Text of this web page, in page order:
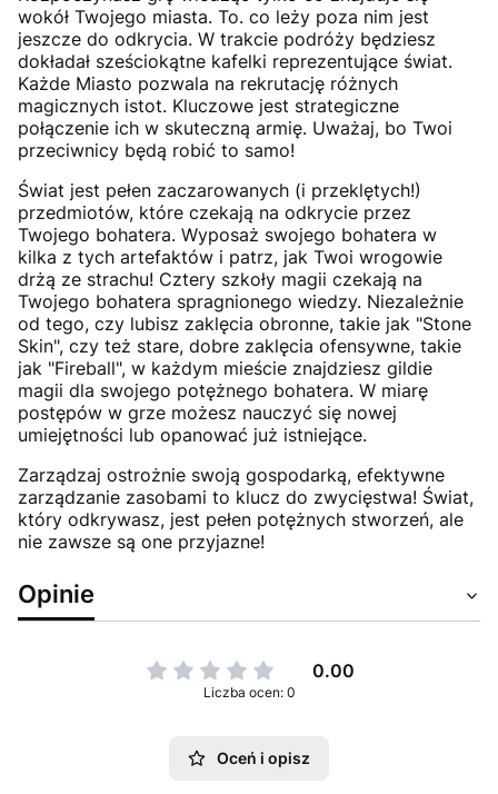
wokół Twojego miasta. To. co leży poza nim jest
jeszcze do odkrycia. W trakcie podróży będziesz
dokładał sześciokątne kafelki reprezentujące świat.
Każde Miasto pozwala na rekrutację różnych
magicznych istot. Kluczowe jest strategiczne
połączenie ich w skuteczną armię. Uważaj, bo Twoi
przeciwnicy będą robić to samo!
Świat jest pełen zaczarowanych (i przeklętych!)
przedmiotów, które czekają na odkrycie przez
Twojego bohatera. Wyposaż swojego bohatera w
kilka z tych artefaktów i patrz, jak Twoi wrogowie
drżą ze strachu! Cztery szkoły magii czekają na
Twojego bohatera spragnionego wiedzy. Niezależnie
od tego, czy lubisz zaklęcia obronne, takie jak "Stone
Skin", czy też stare, dobre zaklęcia ofensywne, takie
jak "Fireball", w każdym mieście znajdziesz gildie
magii dla swojego potężnego bohatera. W miarę
postępów w grze możesz nauczyć się nowej
umiejętności lub opanować już istniejące.
Zarządzaj ostrożnie swoją gospodarką, efektywne
zarządzanie zasobami to klucz do zwycięstwa! Świat,
który odkrywasz, jest pełen potężnych stworzeń, ale
nie zawsze są one przyjazne!
Opinie
0.00
Liczba ocen: 0
Oceń i opisz